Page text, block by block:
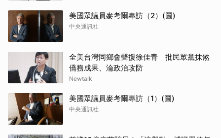
美國眾議員麥考爾專訪（2）(圖)
中央通訊社
全美台灣同鄉會聲援徐佳青 批民眾黨抹煞
僑務成果、淪政治攻防
Newtalk
美國眾議員麥考爾專訪（1）(圖)
中央通訊社